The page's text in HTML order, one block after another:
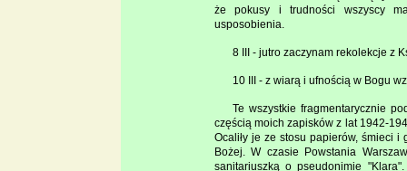
że pokusy i trudności wszyscy
usposobienia.
8 III - jutro zaczynam rekolekcje z
10 III - z wiarą i ufnością w Bogu
Te wszystkie fragmentarycznie
częścią moich zapisków z lat 1942-
Ocaliły je ze stosu papierów, śmieci
Bożej. W czasie Powstania
sanitariuszką o pseudonimie